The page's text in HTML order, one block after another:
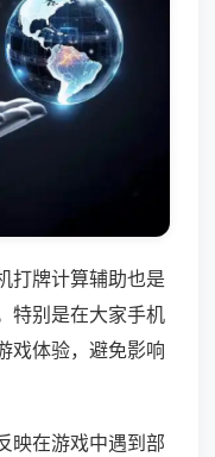
打牌计算辅助也是
特别是在大家手机
戏体验，避免影响
映在游戏中遇到部